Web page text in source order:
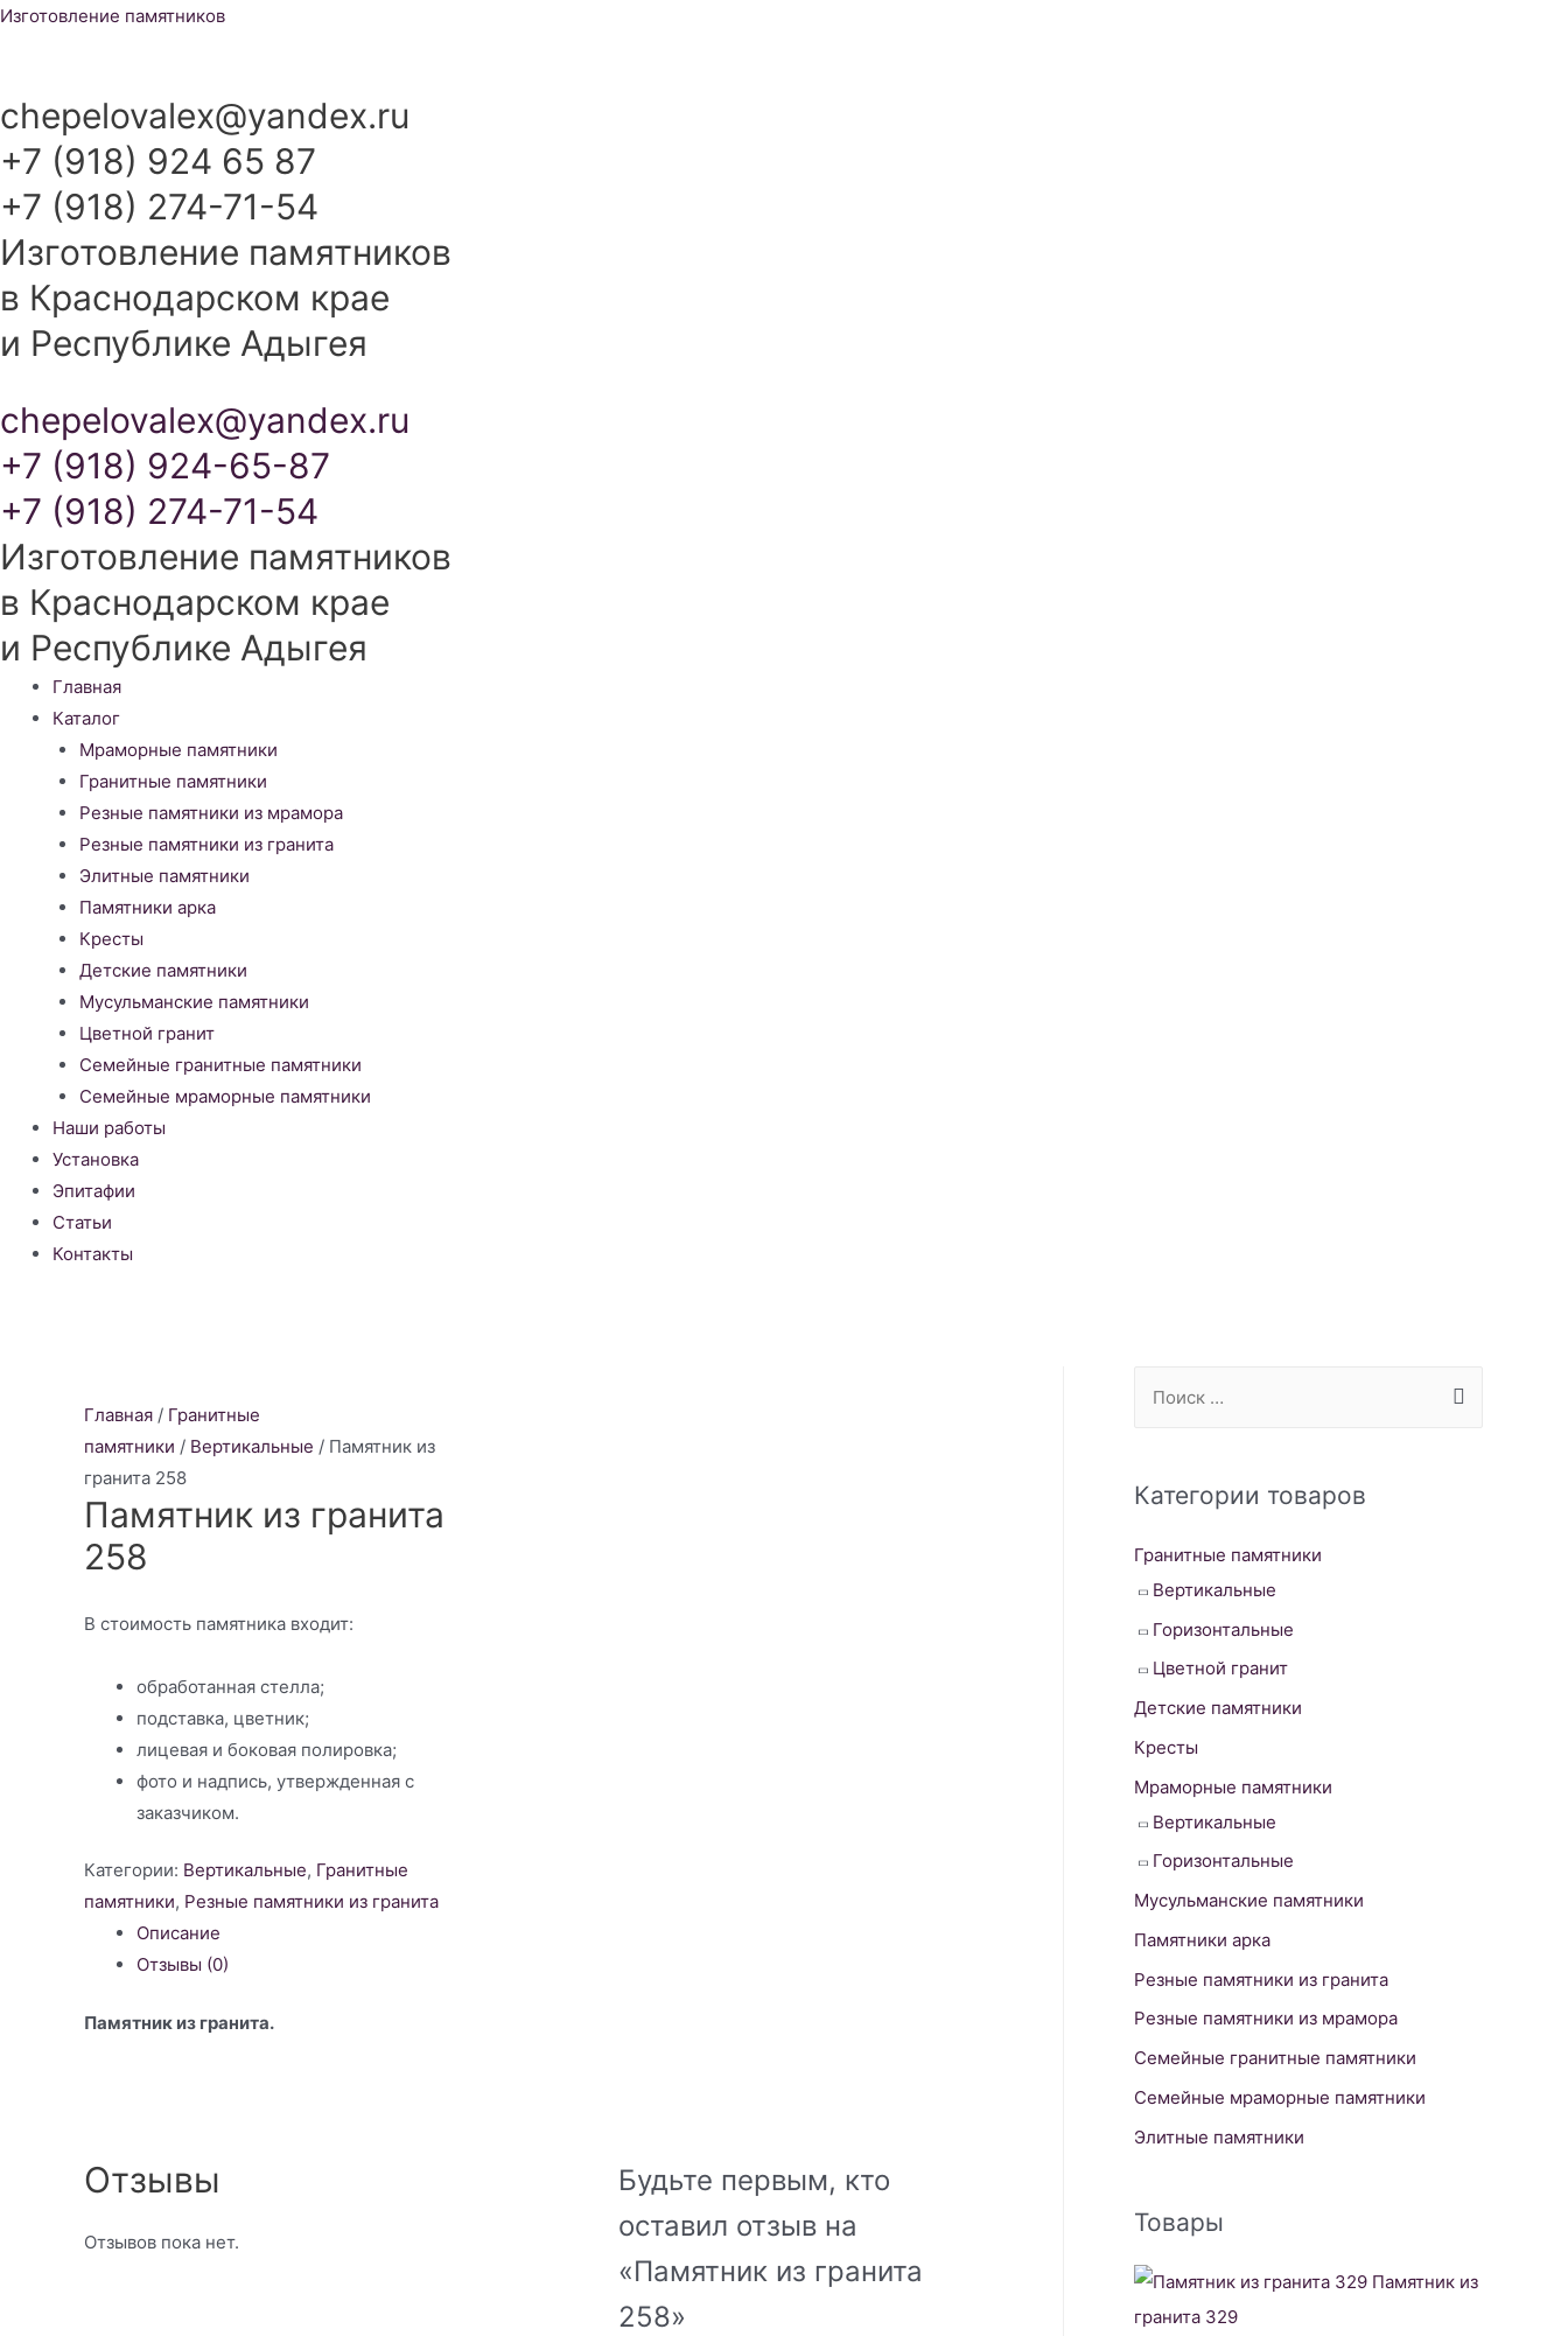
Перейти
Изготовление памятников
chepelovalex@yandex.ru
+7 (918) 924 65 87
+7 (918) 274-71-54
Изготовление памятников
в Краснодарском крае
и Республике Адыгея
chepelovalex@yandex.ru
+7 (918) 924-65-87
+7 (918) 274-71-54
Изготовление памятников
в Краснодарском крае
и Республике Адыгея
Меню
Главная
Каталог
Мраморные памятники
Гранитные памятники
Резные памятники из мрамора
Резные памятники из гранита
Элитные памятники
Памятники арка
Кресты
Детские памятники
Мусульманские памятники
Цветной гранит
Семейные гранитные памятники
Семейные мраморные памятники
Наши работы
Установка
Эпитафии
Статьи
Контакты
Главная / Гранитные
памятники / Вертикальные / Памятник из
гранита 258
Памятник из гранита
258
В стоимость памятника входит:
обработанная стелла;
подставка, цветник;
лицевая и боковая полировка;
фото и надпись, утвержденная с
заказчиком.
Категории: Вертикальные, Гранитные
памятники, Резные памятники из гранита
Описание
Отзывы (0)
Памятник из гранита.
Отзывы
Отзывов пока нет.
Будьте первым, кто
оставил отзыв на
«Памятник из гранита
258»
r
h
o
:
Категории товаров
Гранитные памятники
Вертикальные
Горизонтальные
Цветной гранит
Детские памятники
Кресты
Мраморные памятники
Вертикальные
Горизонтальные
Мусульманские памятники
Памятники арка
Резные памятники из гранита
Резные памятники из мрамора
Семейные гранитные памятники
Семейные мраморные памятники
Элитные памятники
Товары
Памятник из
гранита 329